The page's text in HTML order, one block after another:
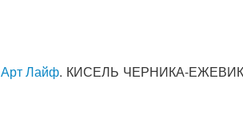
Арт Лайф. КИСЕЛЬ ЧЕРНИКА-ЕЖЕВИКА